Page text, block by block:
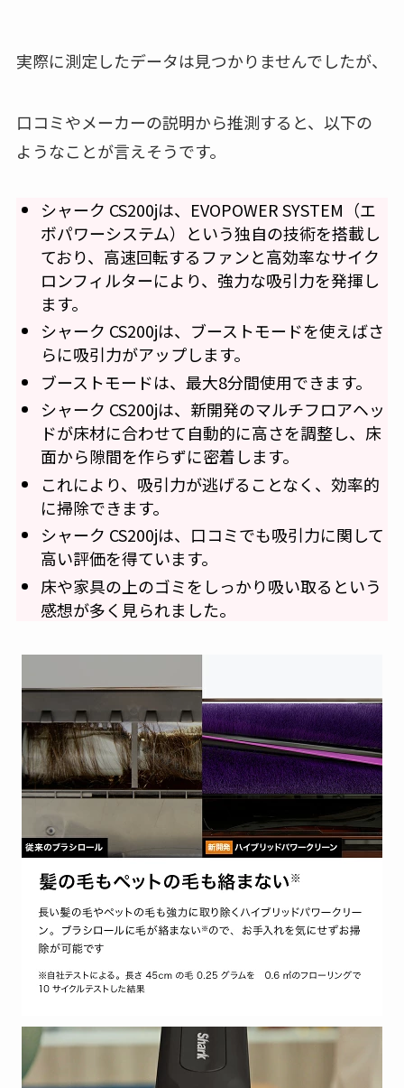
実際に測定したデータは見つかりませんでしたが、
口コミやメーカーの説明から推測すると、以下の
ようなことが言えそうです。
シャーク CS200jは、EVOPOWER SYSTEM（エ
ボパワーシステム）という独自の技術を搭載し
ており、高速回転するファンと高効率なサイク
ロンフィルターにより、強力な吸引力を発揮し
ます。
シャーク CS200jは、ブーストモードを使えばさ
らに吸引力がアップします。
ブーストモードは、最大8分間使用できます。
シャーク CS200jは、新開発のマルチフロアヘッ
ドが床材に合わせて自動的に高さを調整し、床
面から隙間を作らずに密着します。
これにより、吸引力が逃げることなく、効率的
に掃除できます。
シャーク CS200jは、口コミでも吸引力に関して
高い評価を得ています。
床や家具の上のゴミをしっかり吸い取るという
感想が多く見られました。